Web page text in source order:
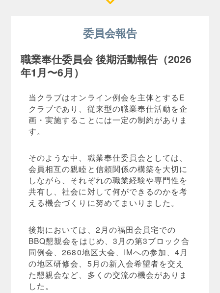
委員会報告
職業奉仕委員会 後期活動報告（2026
年1月〜6月）
当クラブはオンライン例会を主体とするE
クラブであり、従来型の職業奉仕活動を企
画・実施することには一定の制約がありま
す。
そのような中、職業奉仕委員会としては、
会員相互の親睦と信頼関係の構築を大切に
しながら、それぞれの職業経験や専門性を
共有し、社会に対して何ができるのかを考
える機会づくりに努めてまいりました。
後期においては、2月の福田会員宅での
BBQ懇親会をはじめ、3月の第3ブロック合
同例会、2680地区大会、IMへの参加、4月
の地区研修会、5月の新入会希望者を交え
た懇親会など、多くの交流の機会がありま
した。